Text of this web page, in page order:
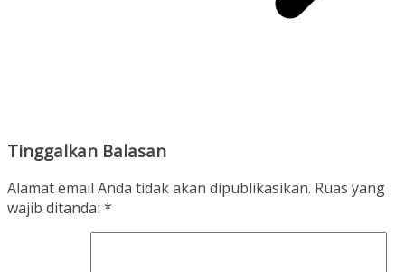
Tinggalkan Balasan
Alamat email Anda tidak akan dipublikasikan. Ruas yang
wajib ditandai *